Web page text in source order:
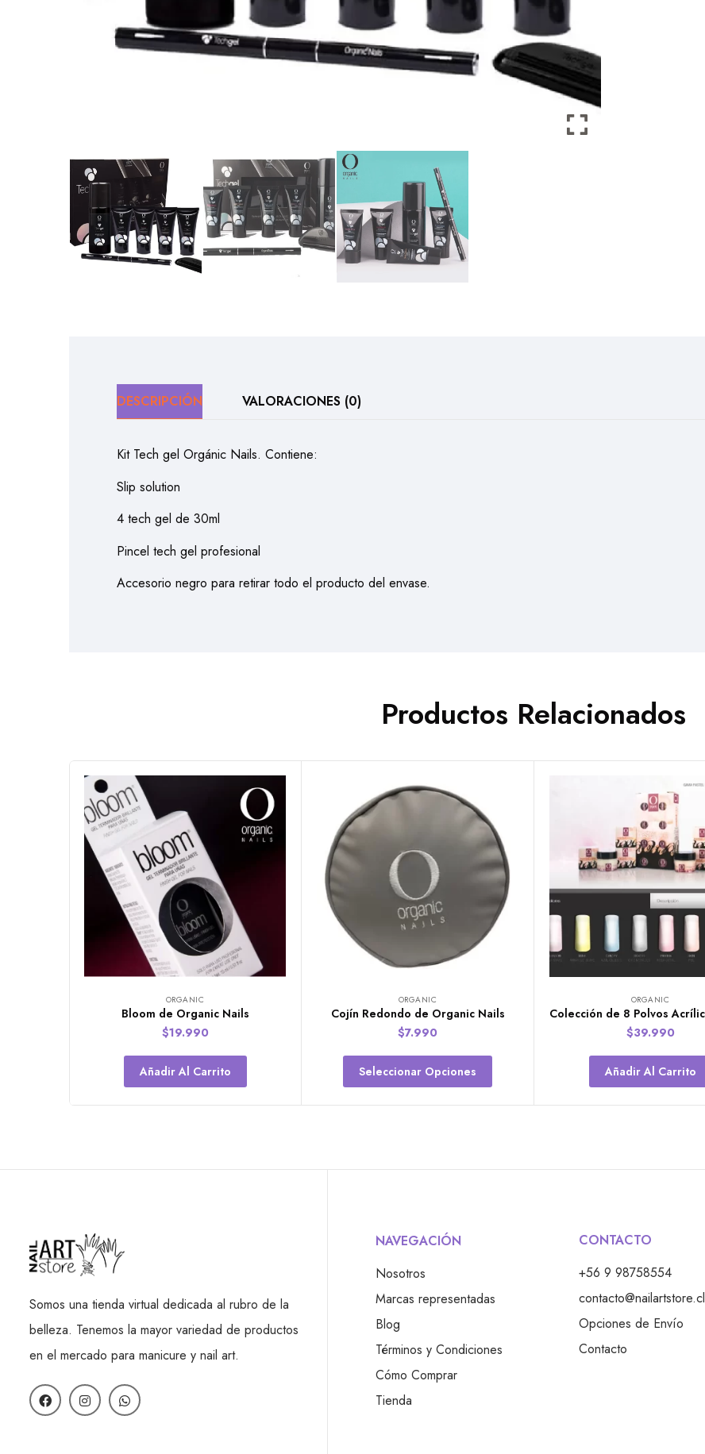
DESCRIPCIÓN VALORACIONES (0)
Kit Tech gel Orgánic Nails. Contiene:
Slip solution
4 tech gel de 30ml
Pincel tech gel profesional
Accesorio negro para retirar todo el producto del envase.
Productos Relacionados
ORGANIC
Bloom de Organic Nails
$19.990
Añadir Al Carrito
ORGANIC
Cojín Redondo de Organic Nails
$7.990
Seleccionar Opciones
ORGANIC
$39.990
Añadir Al Carrito
Somos una tienda virtual dedicada al rubro de la
belleza. Tenemos la mayor variedad de productos
en el mercado para manicure y nail art.
NAVEGACIÓN
Nosotros
Marcas representadas
Blog
Términos y Condiciones
Cómo Comprar
Tienda
CONTACTO
+56 9 98758554
contacto@nailartstore.cl
Opciones de Envío
Contacto